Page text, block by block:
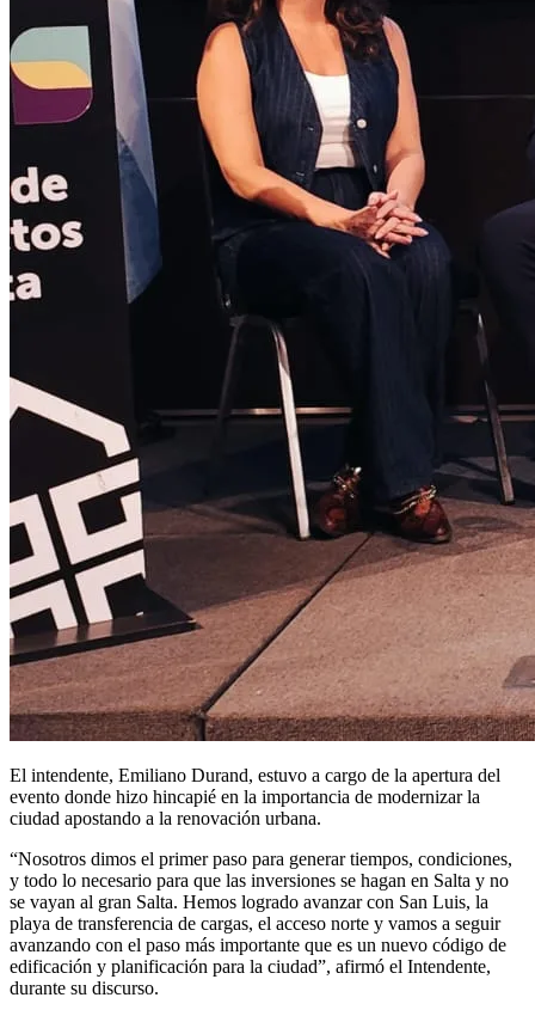
El intendente, Emiliano Durand, estuvo a cargo de la apertura del
evento donde hizo hincapié en la importancia de modernizar la
ciudad apostando a la renovación urbana.
“Nosotros dimos el primer paso para generar tiempos, condiciones,
y todo lo necesario para que las inversiones se hagan en Salta y no
se vayan al gran Salta. Hemos logrado avanzar con San Luis, la
playa de transferencia de cargas, el acceso norte y vamos a seguir
avanzando con el paso más importante que es un nuevo código de
edificación y planificación para la ciudad”, afirmó el Intendente,
durante su discurso.